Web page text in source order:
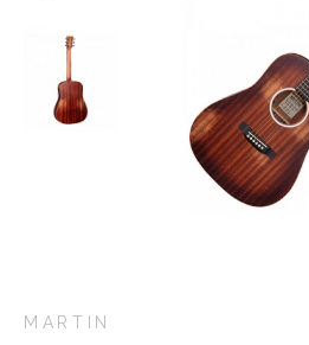
MARTIN